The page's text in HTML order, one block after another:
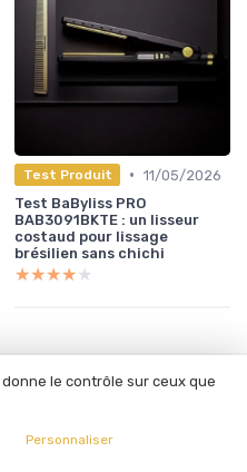
Test Produit • 11/05/2026
Test BaByliss PRO
BAB3091BKTE : un lisseur
costaud pour lissage
brésilien sans chichi
★★★★★
★★★★★
Février 2024
le contrôle sur ceux que
Personnaliser